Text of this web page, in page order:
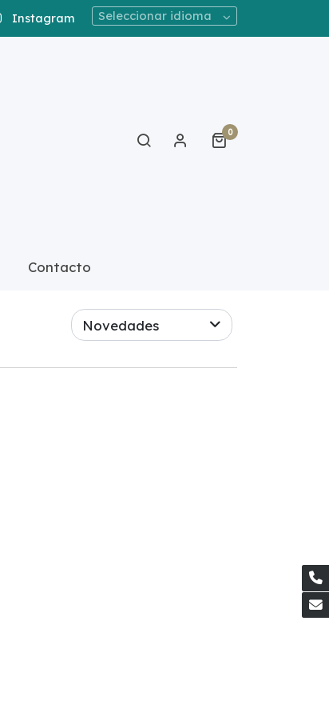
Instagram Seleccionar idioma
0
Contacto
SENSILIS
Novedades